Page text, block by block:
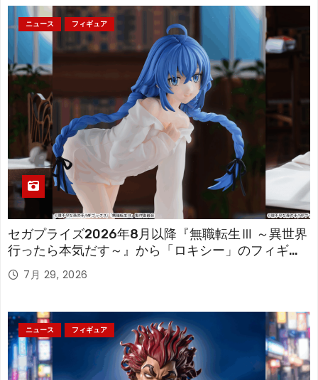
ニュース フィギュア
セガプライズ2026年8月以降『無職転生Ⅲ ～異世界
行ったら本気だす～』から「ロキシー」のフィギュ
アが登場！
7月 29, 2026
ニュース フィギュア